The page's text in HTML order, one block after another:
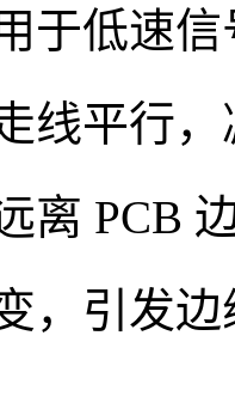
于低速
线平行
离 PCB
，引发